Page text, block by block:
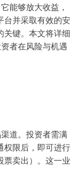
能够放大收益，
台并采取有效的安
关键。本文将详细
者在风险与机遇
道。投资者需满
权限后，即可进行
票卖出）。这一业